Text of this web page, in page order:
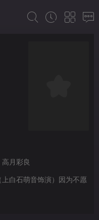
高月彩良
上白石萌音饰演）因为不愿